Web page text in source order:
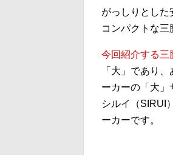
がっしりとした
コンパクトな三
今回紹介する三
「大」であり
ーカーの「大」
シルイ（SIRUI
ーカーです。